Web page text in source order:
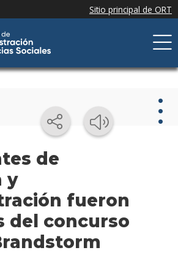
de
y
fueron
del concurso